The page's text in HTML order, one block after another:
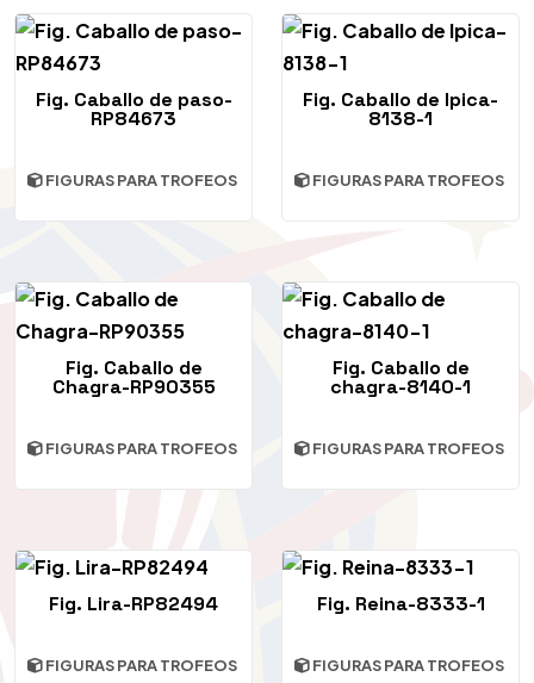
Fig. Caballo de paso-
RP84673
FIGURAS PARA TROFEOS
Fig. Caballo de Ipica-
8138-1
FIGURAS PARA TROFEOS
Fig. Caballo de
Chagra-RP90355
FIGURAS PARA TROFEOS
Fig. Caballo de
chagra-8140-1
FIGURAS PARA TROFEOS
Fig. Lira-RP82494
FIGURAS PARA TROFEOS
Fig. Reina-8333-1
FIGURAS PARA TROFEOS